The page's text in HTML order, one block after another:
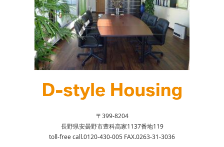
〒399-8204
長野県安曇野市豊科高家1137番地119
toll-free call.0120-430-005 FAX.0263-31-3036